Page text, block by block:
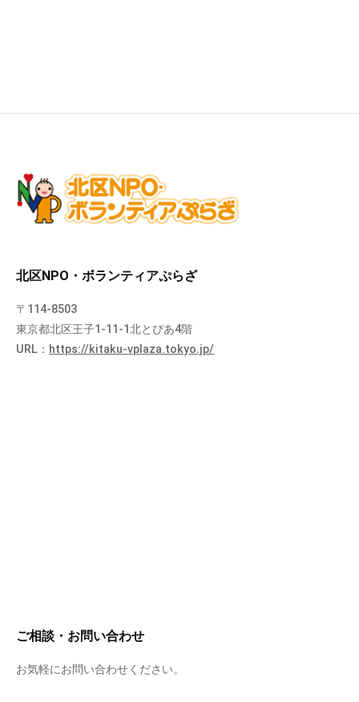
北区NPO・ボランティアぷらざ
〒114-8503
東京都北区王子1-11-1北とぴあ4階
URL： https://kitaku-vplaza.tokyo.jp/
ご相談・お問い合わせ
お気軽にお問い合わせください。